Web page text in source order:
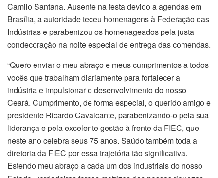
Camilo Santana. Ausente na festa devido a agendas em
Brasília, a autoridade teceu homenagens à Federação das
Indústrias e parabenizou os homenageados pela justa
condecoração na noite especial de entrega das comendas.
“Quero enviar o meu abraço e meus cumprimentos a todos
vocês que trabalham diariamente para fortalecer a
indústria e impulsionar o desenvolvimento do nosso
Ceará. Cumprimento, de forma especial, o querido amigo e
presidente Ricardo Cavalcante, parabenizando-o pela sua
liderança e pela excelente gestão à frente da FIEC, que
neste ano celebra seus 75 anos. Saúdo também toda a
diretoria da FIEC por essa trajetória tão significativa.
Estendo meu abraço a cada um dos industriais do nosso